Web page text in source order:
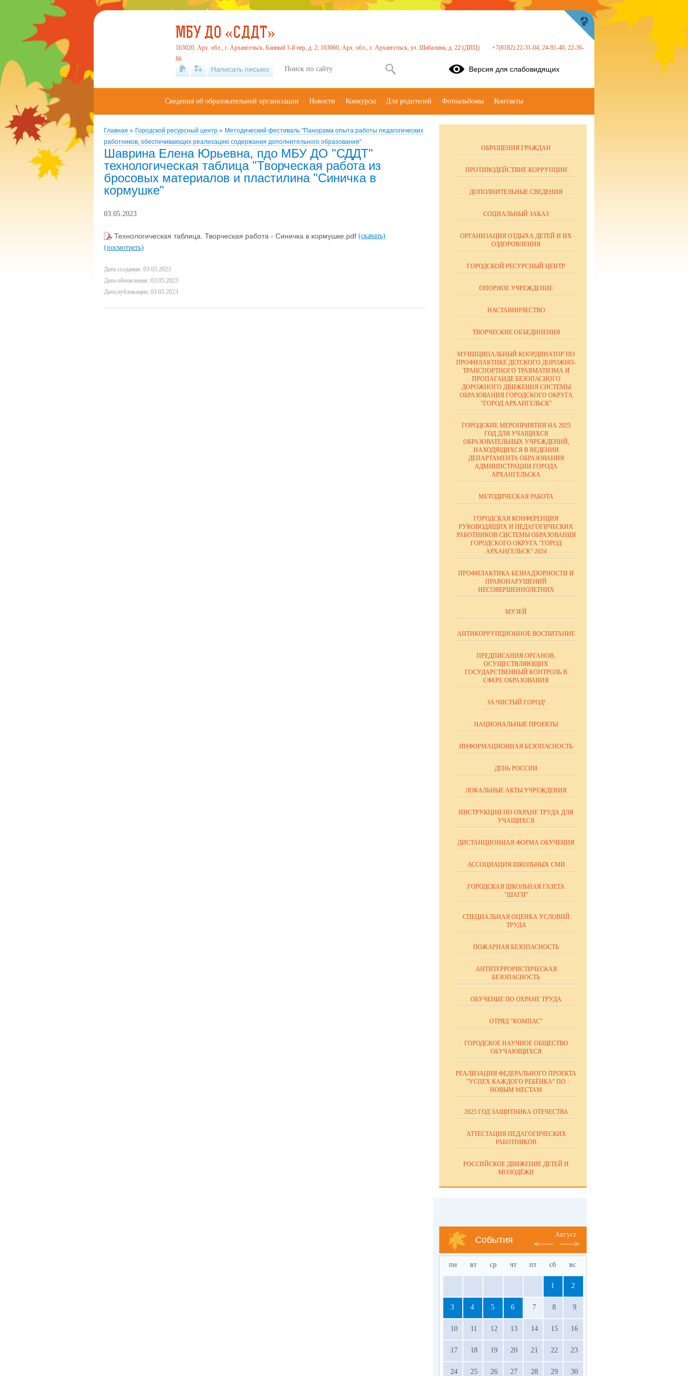
Главная » Городской ресурсный центр » Методический фестиваль "Панорама опыта работы педагогических
работников, обеспечивающих реализацию содержания дополнительного образования"
Шаврина Елена Юрьевна, пдо МБУ ДО "СДДТ"
технологическая таблица "Творческая работа из
бросовых материалов и пластилина "Синичка в
кормушке"
03.05.2023
Технологическая таблица. Творческая работа - Синичка в кормушке.pdf (скачать)
(посмотреть)
Дата создания: 03.05.2023
Дата обновления: 03.05.2023
Дата публикации: 03.05.2023
ОБРАЩЕНИЯ ГРАЖДАН
ПРОТИВОДЕЙСТВИЕ КОРРУПЦИИ
ДОПОЛНИТЕЛЬНЫЕ СВЕДЕНИЯ
СОЦИАЛЬНЫЙ ЗАКАЗ
ОРГАНИЗАЦИЯ ОТДЫХА ДЕТЕЙ И ИХ
ОЗДОРОВЛЕНИЯ
ГОРОДСКОЙ РЕСУРСНЫЙ ЦЕНТР
ОПОРНОЕ УЧРЕЖДЕНИЕ
НАСТАВНИЧЕСТВО
ТВОРЧЕСКИЕ ОБЪЕДИНЕНИЯ
МУНИЦИПАЛЬНЫЙ КООРДИНАТОР ПО
ПРОФИЛАКТИКЕ ДЕТСКОГО ДОРОЖНО-
ТРАНСПОРТНОГО ТРАВМАТИЗМА И
ПРОПАГАНДЕ БЕЗОПАСНОГО
ДОРОЖНОГО ДВИЖЕНИЯ СИСТЕМЫ
ОБРАЗОВАНИЯ ГОРОДСКОГО ОКРУГА
"ГОРОД АРХАНГЕЛЬСК"
ГОРОДСКИЕ МЕРОПРИЯТИЯ НА 2025
ГОД ДЛЯ УЧАЩИХСЯ
ОБРАЗОВАТЕЛЬНЫХ УЧРЕЖДЕНИЙ,
НАХОДЯЩИХСЯ В ВЕДЕНИИ
ДЕПАРТАМЕНТА ОБРАЗОВАНИЯ
АДМИНИСТРАЦИИ ГОРОДА
АРХАНГЕЛЬСКА
МЕТОДИЧЕСКАЯ РАБОТА
ГОРОДСКАЯ КОНФЕРЕНЦИЯ
РУКОВОДЯЩИХ И ПЕДАГОГИЧЕСКИХ
РАБОТНИКОВ СИСТЕМЫ ОБРАЗОВАНИЯ
ГОРОДСКОГО ОКРУГА "ГОРОД
АРХАНГЕЛЬСК" 2024
ПРОФИЛАКТИКА БЕЗНАДЗОРНОСТИ И
ПРАВОНАРУШЕНИЙ
НЕСОВЕРШЕННОЛЕТНИХ
МУЗЕЙ
АНТИКОРРУПЦИОННОЕ ВОСПИТАНИЕ
ПРЕДПИСАНИЯ ОРГАНОВ,
ОСУЩЕСТВЛЯЮЩИХ
ГОСУДАРСТВЕННЫЙ КОНТРОЛЬ В
СФЕРЕ ОБРАЗОВАНИЯ
ЗА ЧИСТЫЙ ГОРОД!
НАЦИОНАЛЬНЫЕ ПРОЕКТЫ
ИНФОРМАЦИОННАЯ БЕЗОПАСНОСТЬ
ДЕНЬ РОССИИ
ЛОКАЛЬНЫЕ АКТЫ УЧРЕЖДЕНИЯ
ИНСТРУКЦИИ ПО ОХРАНЕ ТРУДА ДЛЯ
УЧАЩИХСЯ
ДИСТАНЦИОННАЯ ФОРМА ОБУЧЕНИЯ
АССОЦИАЦИЯ ШКОЛЬНЫХ СМИ
ГОРОДСКАЯ ШКОЛЬНАЯ ГАЗЕТА
"ШАГИ"
СПЕЦИАЛЬНАЯ ОЦЕНКА УСЛОВИЙ
ТРУДА
ПОЖАРНАЯ БЕЗОПАСНОСТЬ
АНТИТЕРРОРИСТИЧЕСКАЯ
БЕЗОПАСНОСТЬ
ОБУЧЕНИЕ ПО ОХРАНЕ ТРУДА
ОТРЯД "КОМПАС"
ГОРОДСКОЕ НАУЧНОЕ ОБЩЕСТВО
ОБУЧАЮЩИХСЯ
РЕАЛИЗАЦИЯ ФЕДЕРАЛЬНОГО ПРОЕКТА
"УСПЕХ КАЖДОГО РЕБЁНКА" ПО
НОВЫМ МЕСТАМ
2025 ГОД ЗАЩИТНИКА ОТЕЧЕСТВА
АТТЕСТАЦИЯ ПЕДАГОГИЧЕСКИХ
РАБОТНИКОВ
РОССИЙСКОЕ ДВИЖЕНИЕ ДЕТЕЙ И
МОЛОДЁЖИ
События
Август
пн вт ср чт пт сб вс
1 2
3 4 5 6 7 8 9
10 11 12 13 14 15 16
17 18 19 20 21 22 23
24 25 26 27 28 29 30
МБУ ДО «СДДТ»
163020, Арх. обл., г. Архангельск, Банный 1-й пер, д. 2; 163060, Арх. обл., г. Архангельск, ул. Шабалина, д. 22 (ДИЦ)
+7(8182) 22-31-04, 24-91-40, 22-36-
86
Написать письмо Версия для слабовидящих
Сведения об образовательной организации Новости Конкурсы Для родителей Фотоальбомы Контакты